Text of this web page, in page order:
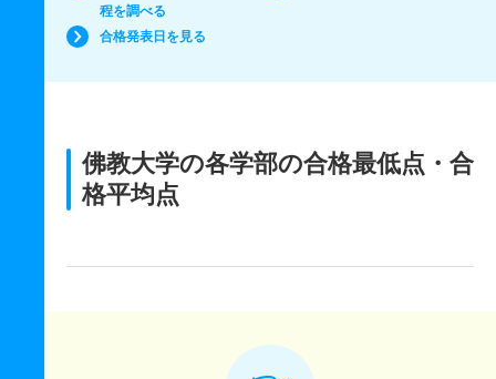
程を調べる
合格発表日を見る
佛教大学の各学部の合格最低点・合
格平均点